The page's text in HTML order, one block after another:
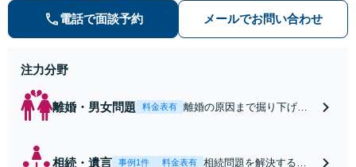
電話で面談予約 メールでお問い合わせ
注力分野
離婚・男女問題 料金表有
離婚の原因まで掘り下げて
ただき，離婚後の生活につ
相続・遺言 事例1件 料金表有 相続問題を解決するた